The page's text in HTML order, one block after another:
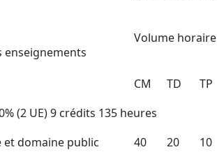
enseignements
Volume horaire
CM
TD TP
(2 UE) 9 crédits 135 heures
et domaine public 40 20 10